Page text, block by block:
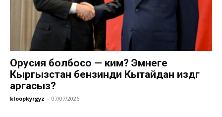
Орусия болбосо — ким? Эмнеге
Кыргызстан бензинди Кытайдан издөөгө
аргасыз?
kloopkyrgyz - 07/07/2026